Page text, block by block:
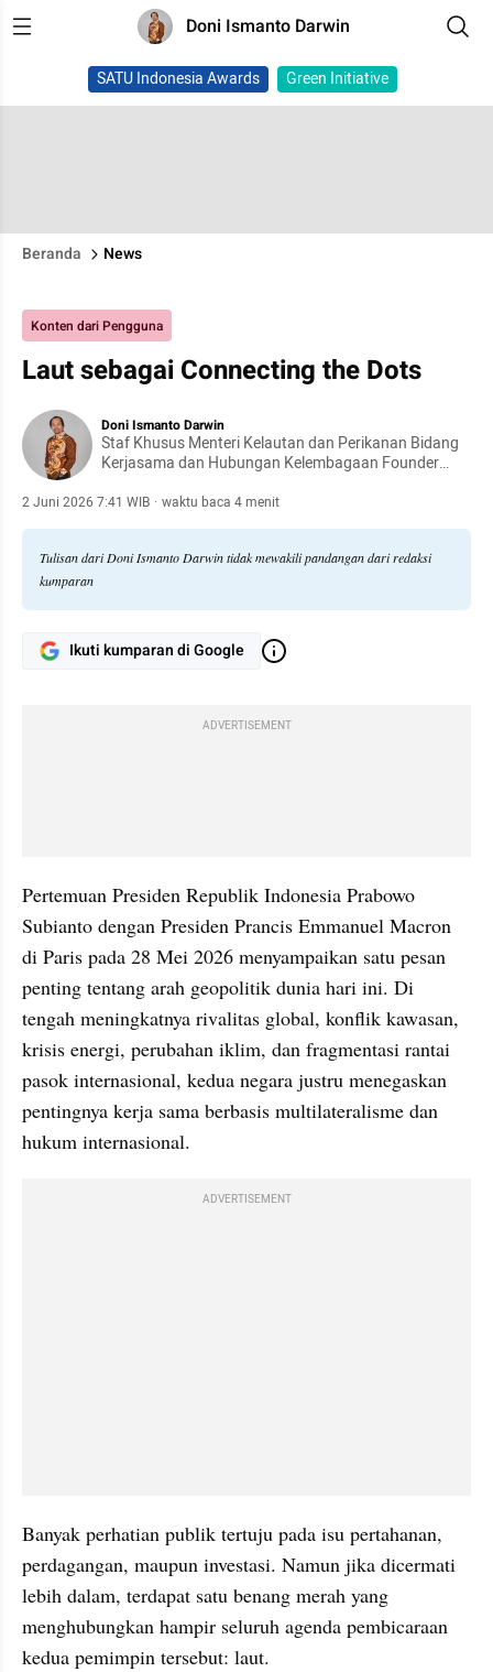
Doni Ismanto Darwin
SATU Indonesia Awards Green Initiative
Beranda News
Konten dari Pengguna
Laut sebagai Connecting the Dots
Doni Ismanto Darwin
Staf Khusus Menteri Kelautan dan Perikanan Bidang
Kerjasama dan Hubungan Kelembagaan Founder
2 Juni 2026 7:41 WIB · waktu baca 4 menit
Tulisan dari Doni Ismanto Darwin tidak mewakili pandangan dari redaksi
kumparan
Ikuti kumparan di Google
ADVERTISEMENT
Pertemuan Presiden Republik Indonesia Prabowo
Subianto dengan Presiden Prancis Emmanuel Macron
di Paris pada 28 Mei 2026 menyampaikan satu pesan
penting tentang arah geopolitik dunia hari ini. Di
tengah meningkatnya rivalitas global, konflik kawasan,
krisis energi, perubahan iklim, dan fragmentasi rantai
pasok internasional, kedua negara justru menegaskan
pentingnya kerja sama berbasis multilateralisme dan
hukum internasional.
ADVERTISEMENT
Banyak perhatian publik tertuju pada isu pertahanan,
perdagangan, maupun investasi. Namun jika dicermati
lebih dalam, terdapat satu benang merah yang
menghubungkan hampir seluruh agenda pembicaraan
kedua pemimpin tersebut: laut.